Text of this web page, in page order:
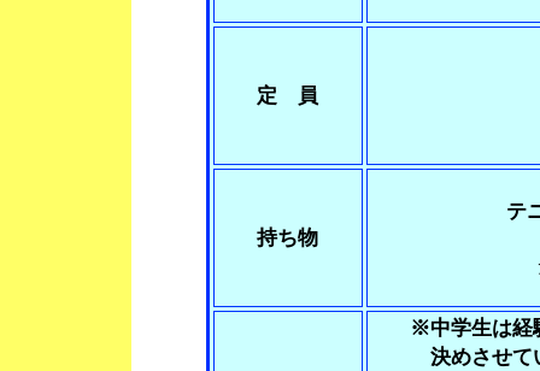
定 員
持ち物
テ
※中学生は経験
決めさせてい